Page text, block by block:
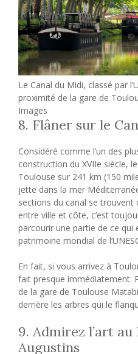
Le Canal du Midi, classé par
proximité de la gare de
Images
8. Flâner sur le
Considéré comme l’un des
construction du XVIIe siècle,
Toulouse sur 241 km (150
jette dans la mer
sections du canal se trouvent
entre ville et côte, c’est
parcourir une partie de ce qui
patrimoine mondial de
En fait, si vous arrivez à
fait presque immédiatement.
de la gare de Toulouse
derrière les arbres qui le
9. Admirez l’art au
Augustins